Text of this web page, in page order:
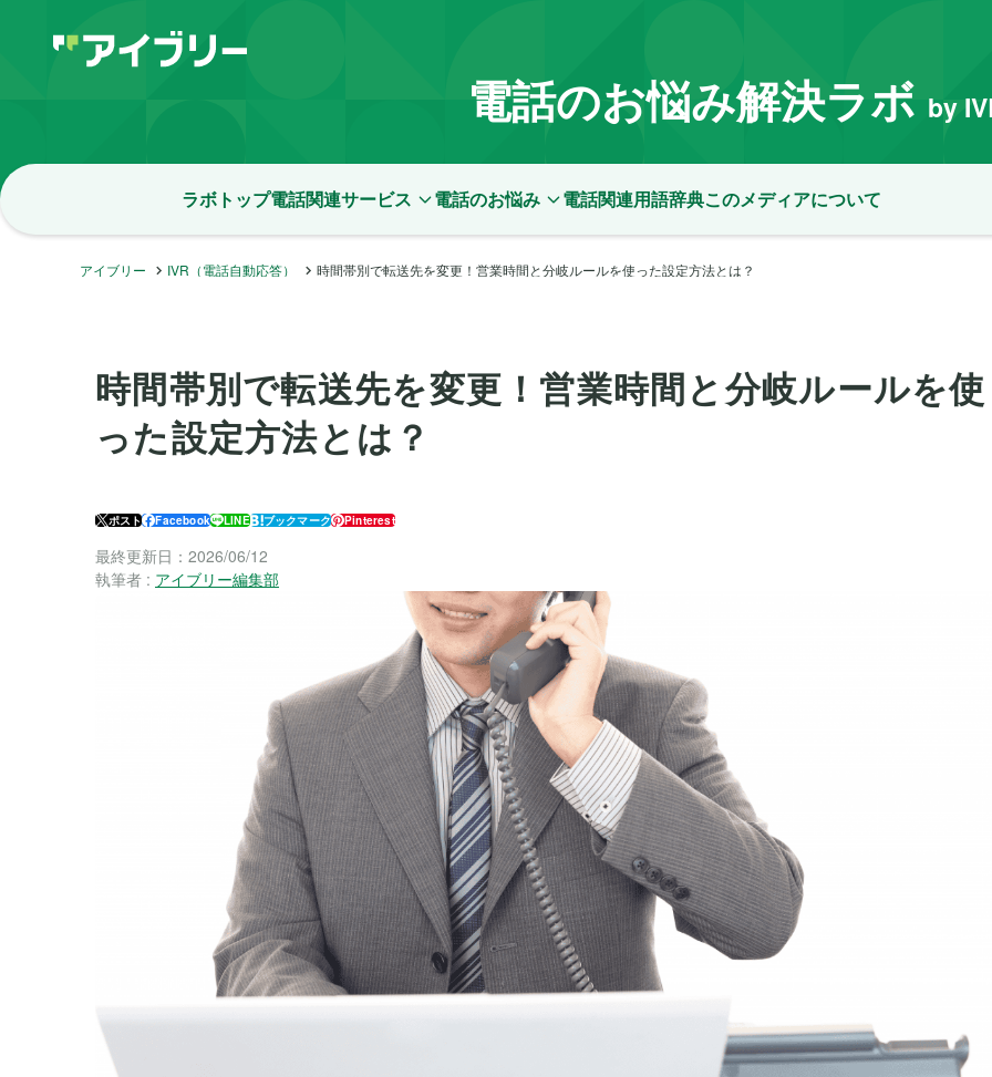
電話のお悩み解決ラボ by
ラボトップ電話関連サービス 電話のお悩み 電話関連用語辞典このメディアについて
アイブリー IVR（電話自動応答） 時間帯別で転送先を変更！営業時間と分岐ルールを使った設定方法とは？
時間帯別で転送先を変更！営業時間と分岐ルールを使
った設定方法とは？
ポスト Facebook LINE ブックマーク Pinterest
最終更新日：2026/06/12
執筆者 : アイブリー編集部